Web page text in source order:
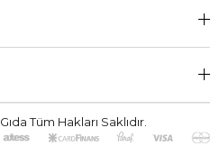
Tüm Hakları Saklıdır.